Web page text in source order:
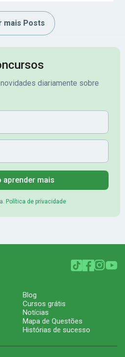
[…]
mais Posts
diariamente sobre
aprender mais
Política de privacidade
Blog
Cursos grátis
Notícias
Mapa de Questões
Histórias de sucesso